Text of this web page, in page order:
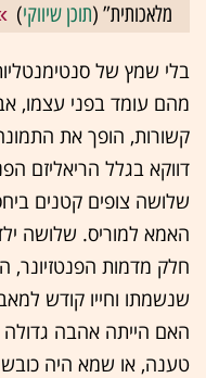
מלאכותית” (תוכן שיווקי)
בלי שמץ של
מהם עומד בפני עצמו,
קשורות, הופך את
דווקא בגלל הריאליזם
שלושה צופים קטנים
האמא למוריס. שלושה
חלק מדמות הפנטזיונר,
שנשמתו וחייו קודש
האם הייתה אהבה גדולה
טענה, או שמא היה